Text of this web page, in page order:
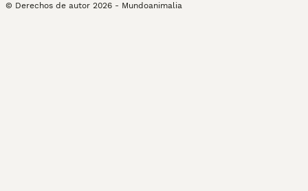
© Derechos de autor 2026 - Mundoanimalia